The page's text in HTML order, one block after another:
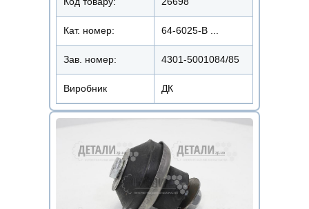
Кат. номер: 64-6025-В ...
Зав. номер: 4301-5001084/85
Виробник ДК